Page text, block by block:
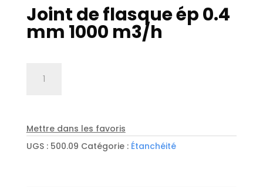
Joint de flasque ép 0.4
mm 1000 m3/h
flasque
ép
0.4
Mettre dans les favoris
UGS : 500.09 Catégorie : Étanchéité